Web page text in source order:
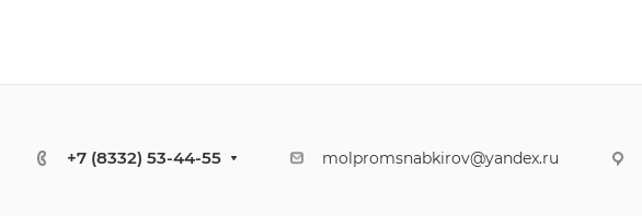
+7 (8332) 53-44-55 molpromsnabkirov@yandex.ru